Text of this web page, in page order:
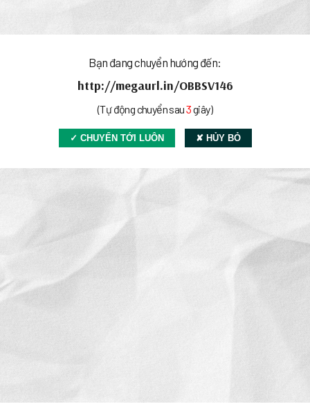
Bạn đang chuyển hướng đến:
http://megaurl.in/OBBSV146
(Tự động chuyển sau3giây)
✓ CHUYỂN TỚI LUÔN ✘ HỦY BỎ